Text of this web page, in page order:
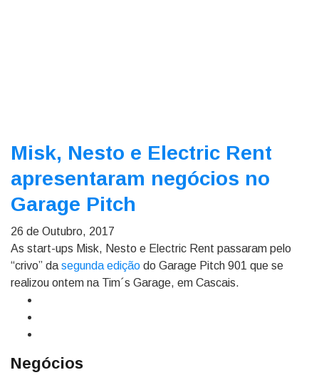
Misk, Nesto e Electric Rent
apresentaram negócios no
Garage Pitch
26 de Outubro, 2017
As start-ups Misk, Nesto e Electric Rent passaram pelo
“crivo” da segunda edição do Garage Pitch 901 que se
realizou ontem na Tim´s Garage, em Cascais.
Negócios